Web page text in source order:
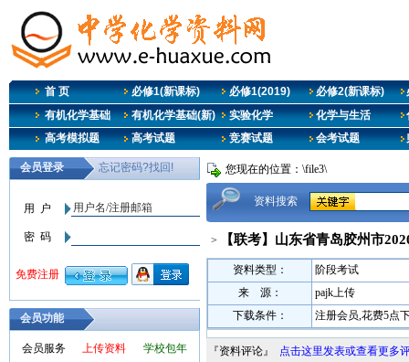
首 页 必修1(新课标) 必修1(2019) 必修2(新课标)
有机化学基础
有机化学基础(新) 实验化学 化学与生活
高考模拟题
高考试题 竞赛试题 会考试题
会员功能
会员服务 上传资料
学校包年
您现在的位置：\file3\
资料搜索
> 【联考】山东省青岛胶州市
资料类型：
阶段考试
来 源：
pajk上传
下载条件：
注册会员,花费5点
『资料评论』 点击这里发表或查看更多